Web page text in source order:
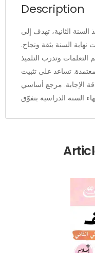
Description
السنة الثانية، تهدف إلى
نهاية السنة بثقة ونجاح.
وتدرب التلميذ
تساعد على تثبيت
الإجابة. مرجع أساسي